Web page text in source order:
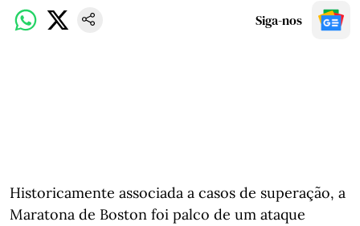
Siga-nos
Historicamente associada a casos de superação, a
Maratona de Boston foi palco de um ataque